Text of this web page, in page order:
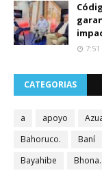
7:51
CATEGORIAS
a apoyo
Bahoruco.
Baní
Bayahibe
Bhona.